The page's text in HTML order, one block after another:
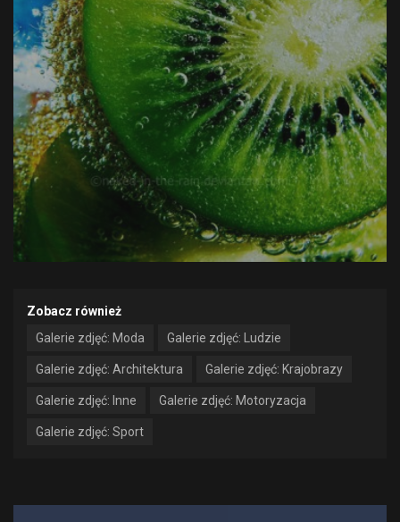
Zobacz również
Galerie zdjęć: Moda
Galerie zdjęć: Ludzie
Galerie zdjęć: Architektura Galerie zdjęć: Krajobrazy
Galerie zdjęć: Inne Galerie zdjęć: Motoryzacja
Galerie zdjęć: Sport